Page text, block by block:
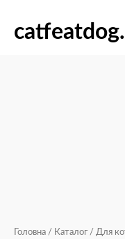
Головна / Каталог / Для
Вологий
корм
з